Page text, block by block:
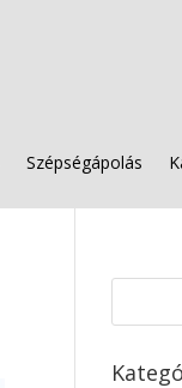
Szépségápolás